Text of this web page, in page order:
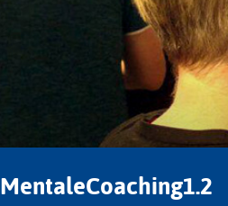
MentaleCoaching1.2